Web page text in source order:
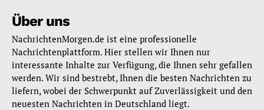
Über uns
NachrichtenMorgen.de ist eine professionelle
Nachrichtenplattform. Hier stellen wir Ihnen nur
interessante Inhalte zur Verfügung, die Ihnen sehr gefallen
werden. Wir sind bestrebt, Ihnen die besten Nachrichten zu
liefern, wobei der Schwerpunkt auf Zuverlässigkeit und den
neuesten Nachrichten in Deutschland liegt.